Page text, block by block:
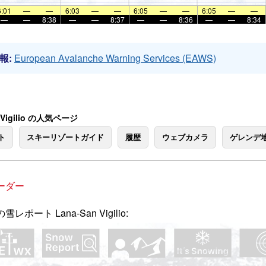
— — 6:03 — — 6:05 — — 6:05 —
—
—
— 8:38 — — 8:37 — — 8:36 — — 8:34
: European Avalanche Warning Services (EAWS)
の人気ページ
スキーリゾートガイド 履歴 ウェブカメラ ゲレンデ
ダー
雪レポート Lana-San Vigilio: